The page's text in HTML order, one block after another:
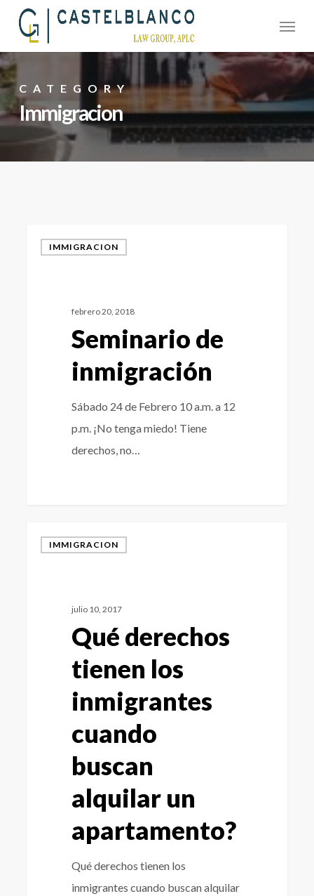
main
content
Menu
CATEGORY
Immigracion
IMMIGRACION
febrero 20, 2018
Seminario de
inmigración
Sábado 24 de Febrero 10 a.m. a 12
p.m. ¡No tenga miedo! Tiene
derechos, no…
IMMIGRACION
julio 10, 2017
Qué derechos
tienen los
inmigrantes
cuando
buscan
alquilar un
apartamento?
Qué derechos tienen los
inmigrantes cuando buscan alquilar